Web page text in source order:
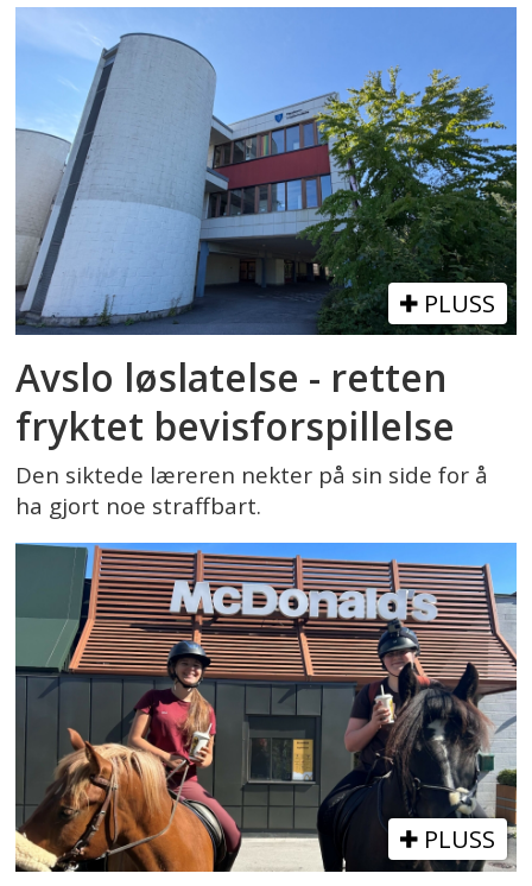
PLUSS
Avslo løslatelse - retten
fryktet bevisforspillelse
Den siktede læreren nekter på sin side for å
ha gjort noe straffbart.
PLUSS